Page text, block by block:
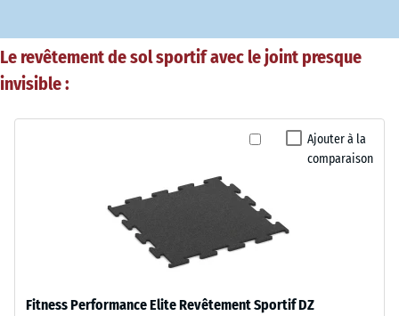
Le revêtement de sol sportif avec le joint presque
invisible :
Ajouter à la
comparaison
Fitness Performance Elite Revêtement Sportif DZ